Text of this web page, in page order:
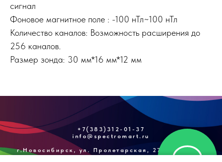
сигнал
Фоновое магнитное поле : -100 нТл~100 нТл
Количество каналов: Возможность расширения до
256 каналов.
Размер зонда: 30 мм*16 мм*12 мм
+7(383)312-01-37
info@spectromart.ru
г.Новосибирск, ул. Пролетарская, 271/3, оф. №1